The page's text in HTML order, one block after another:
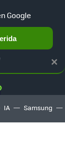
Twitter
IA Samsung
×
Google